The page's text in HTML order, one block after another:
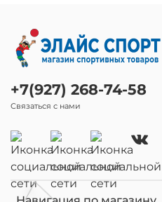
+7(927) 268-74-58
Связаться с нами